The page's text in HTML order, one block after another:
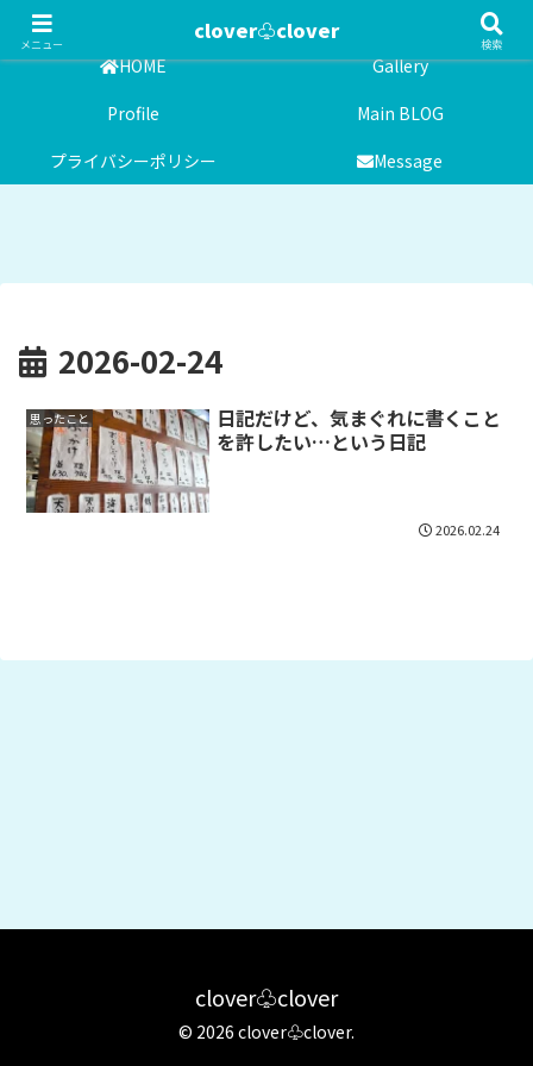
気まぐれ雑記日記
HOME
Gallery
Profile
Main BLOG
プライバシーポリシー
Message
2026-02-24
思ったこと
日記だけど、気まぐれに書くこと
を許したい…という日記
2026.02.24
clover♧clover
© 2026 clover♧clover.
メニュー
clover♧clover
検索